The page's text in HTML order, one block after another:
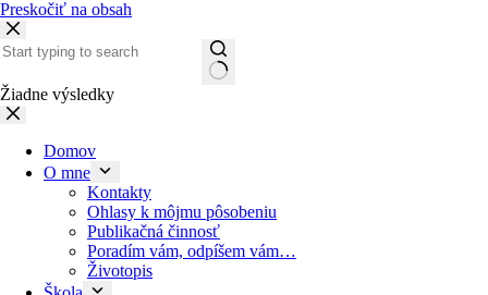
Preskočiť na obsah
Žiadne výsledky
Domov
O mne
Kontakty
Ohlasy k môjmu pôsobeniu
Publikačná činnosť
Poradím vám, odpíšem vám…
Životopis